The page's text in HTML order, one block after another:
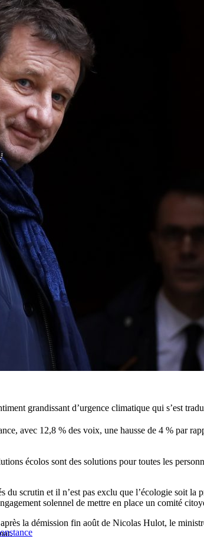
grandissant d’urgence climatique qui s’est
avec 12,8 % des voix, une hausse de 4 % par
écolos sont des solutions pour toutes les
du scrutin et il n’est pas exclu que l’écologie soit
solennel de mettre en place un comité
la démission fin août de Nicolas Hulot, le